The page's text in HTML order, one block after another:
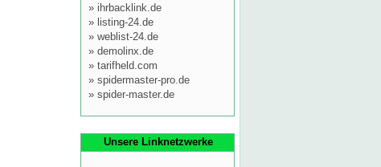
» ihrbacklink.de
» listing-24.de
» weblist-24.de
» demolinx.de
» tarifheld.com
» spidermaster-pro.de
» spider-master.de
Unsere Linknetzwerke